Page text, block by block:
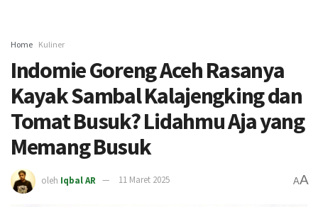
Home Kuliner
Indomie Goreng Aceh Rasanya
Kayak Sambal Kalajengking dan
Tomat Busuk? Lidahmu Aja yang
Memang Busuk
oleh Iqbal AR 11 Maret 2025 AA